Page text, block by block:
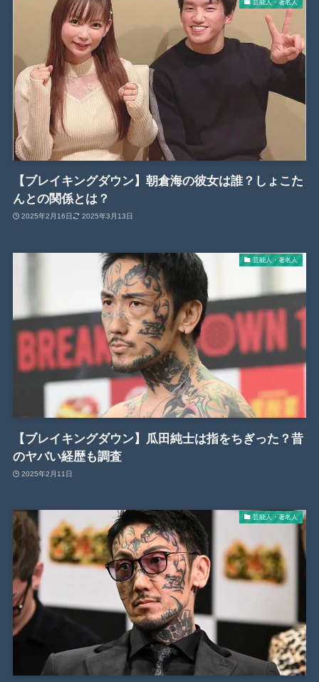
芸能人・著名人
【ブレイキングダウン】朝倉海の彼女は誰？しょこた
んとの関係とは？
2025年2月16日 2025年3月13日
芸能人・著名人
【ブレイキングダウン】瓜田純士は指をちぎった？昔
のヤバい経歴も調査
2025年2月11日
芸能人・著名人